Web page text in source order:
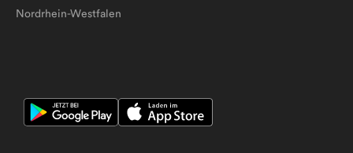
Nordrhein-Westfalen